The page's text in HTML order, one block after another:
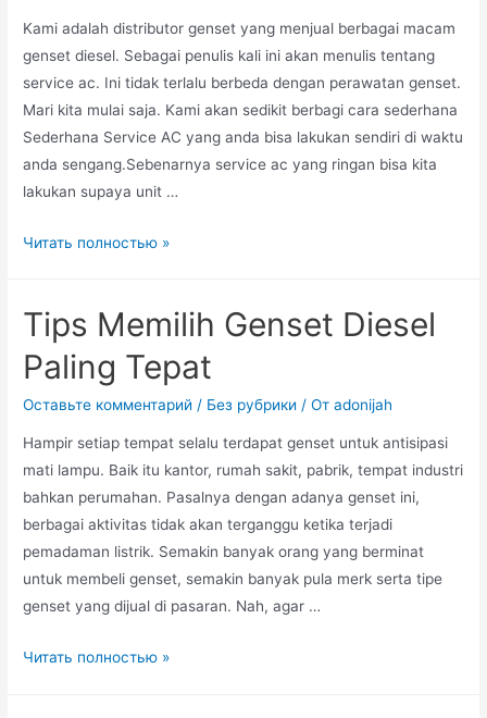
Kami adalah distributor genset yang menjual berbagai macam
genset diesel. Sebagai penulis kali ini akan menulis tentang
service ac. Ini tidak terlalu berbeda dengan perawatan genset.
Mari kita mulai saja. Kami akan sedikit berbagi cara sederhana
Sederhana Service AC yang anda bisa lakukan sendiri di waktu
anda sengang.Sebenarnya service ac yang ringan bisa kita
lakukan supaya unit …
Cara
Читать полностью »
Tips Memilih Genset Diesel
Paling Tepat
Оставьте комментарий / Без рубрики / От adonijah
Hampir setiap tempat selalu terdapat genset untuk antisipasi
mati lampu. Baik itu kantor, rumah sakit, pabrik, tempat industri
bahkan perumahan. Pasalnya dengan adanya genset ini,
berbagai aktivitas tidak akan terganggu ketika terjadi
pemadaman listrik. Semakin banyak orang yang berminat
untuk membeli genset, semakin banyak pula merk serta tipe
genset yang dijual di pasaran. Nah, agar …
Tips
Читать полностью »